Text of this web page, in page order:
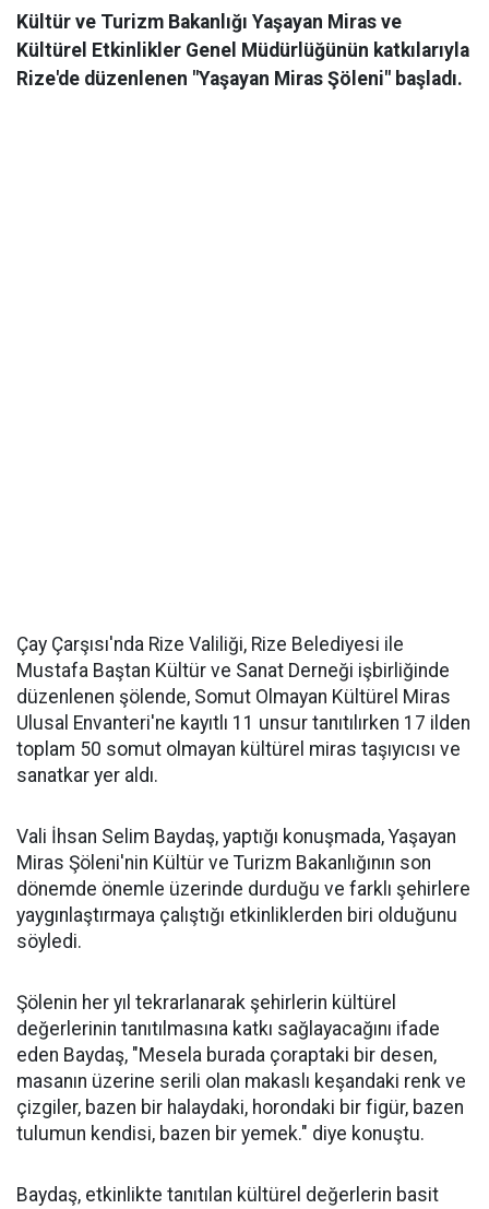
Kültür ve Turizm Bakanlığı Yaşayan Miras ve
Kültürel Etkinlikler Genel Müdürlüğünün katkılarıyla
Rize'de düzenlenen "Yaşayan Miras Şöleni" başladı.
Çay Çarşısı'nda Rize Valiliği, Rize Belediyesi ile
Mustafa Baştan Kültür ve Sanat Derneği işbirliğinde
düzenlenen şölende, Somut Olmayan Kültürel Miras
Ulusal Envanteri'ne kayıtlı 11 unsur tanıtılırken 17 ilden
toplam 50 somut olmayan kültürel miras taşıyıcısı ve
sanatkar yer aldı.
Vali İhsan Selim Baydaş, yaptığı konuşmada, Yaşayan
Miras Şöleni'nin Kültür ve Turizm Bakanlığının son
dönemde önemle üzerinde durduğu ve farklı şehirlere
yaygınlaştırmaya çalıştığı etkinliklerden biri olduğunu
söyledi.
Şölenin her yıl tekrarlanarak şehirlerin kültürel
değerlerinin tanıtılmasına katkı sağlayacağını ifade
eden Baydaş, "Mesela burada çoraptaki bir desen,
masanın üzerine serili olan makaslı keşandaki renk ve
çizgiler, bazen bir halaydaki, horondaki bir figür, bazen
tulumun kendisi, bazen bir yemek." diye konuştu.
Baydaş, etkinlikte tanıtılan kültürel değerlerin basit